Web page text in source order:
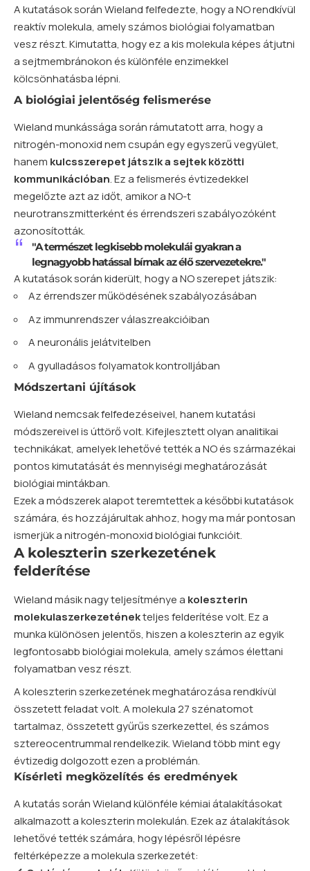
A kutatások során Wieland felfedezte, hogy a NO rendkívül
reaktív molekula, amely számos biológiai folyamatban
vesz részt. Kimutatta, hogy ez a kis molekula képes átjutni
a sejtmembránokon és különféle enzimekkel
kölcsönhatásba lépni.
A biológiai jelentőség felismerése
Wieland munkássága során rámutatott arra, hogy a
nitrogén-monoxid nem csupán egy egyszerű vegyület,
hanem kulcsszerepet játszik a sejtek közötti
kommunikációban. Ez a felismerés évtizedekkel
megelőzte azt az időt, amikor a NO-t
neurotranszmitterként és érrendszeri szabályozóként
azonosították.
"A természet legkisebb molekulái gyakran a
legnagyobb hatással bírnak az élő szervezetekre."
A kutatások során kiderült, hogy a NO szerepet játszik:
Az érrendszer működésének szabályozásában
Az immunrendszer válaszreakcióiban
A neuronális jelátvitelben
A gyulladásos folyamatok kontrolljában
Módszertani újítások
Wieland nemcsak felfedezéseivel, hanem kutatási
módszereivel is úttörő volt. Kifejlesztett olyan analitikai
technikákat, amelyek lehetővé tették a NO és származékai
pontos kimutatását és mennyiségi meghatározását
biológiai mintákban.
Ezek a módszerek alapot teremtettek a későbbi kutatások
számára, és hozzájárultak ahhoz, hogy ma már pontosan
ismerjük a nitrogén-monoxid biológiai funkcióit.
A koleszterin szerkezetének
felderítése
Wieland másik nagy teljesítménye a koleszterin
molekulaszerkezeténekteljes felderítése volt. Ez a
munka különösen jelentős, hiszen a koleszterin az egyik
legfontosabb biológiai molekula, amely számos élettani
folyamatban vesz részt.
A koleszterin szerkezetének meghatározása rendkívül
összetett feladat volt. A molekula 27 szénatomot
tartalmaz, összetett gyűrűs szerkezettel, és számos
sztereocentrummal rendelkezik. Wieland több mint egy
évtizedig dolgozott ezen a problémán.
Kísérleti megközelítés és eredmények
A kutatás során Wieland különféle kémiai átalakításokat
alkalmazott a koleszterin molekulán. Ezek az átalakítások
lehetővé tették számára, hogy lépésről lépésre
feltérképezze a molekula szerkezetét: